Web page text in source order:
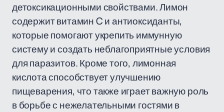
детоксикационными свойствами. Лимон
содержит витамин C и антиоксиданты,
которые помогают укрепить иммунную
систему и создать неблагоприятные условия
для паразитов. Кроме того, лимонная
кислота способствует улучшению
пищеварения, что также играет важную роль
в борьбе с нежелательными гостями в